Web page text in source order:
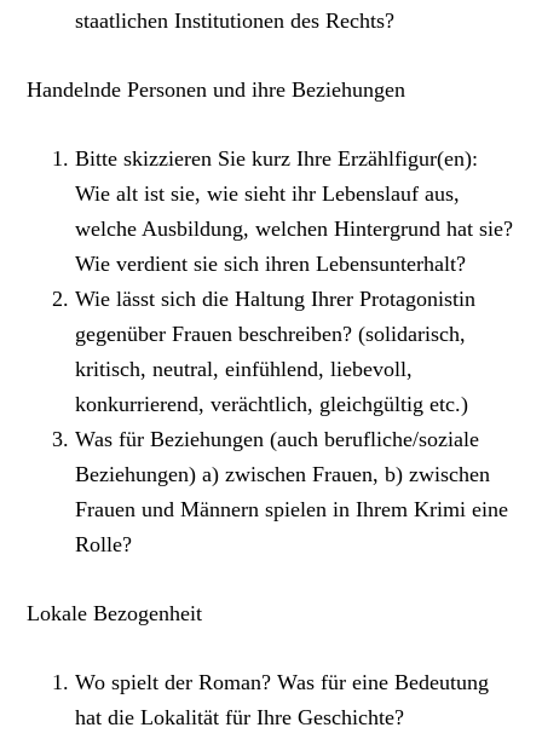
staatlichen Institutionen des Rechts?
Handelnde Personen und ihre Beziehungen
Bitte skizzieren Sie kurz Ihre Erzählfigur(en):
Wie alt ist sie, wie sieht ihr Lebenslauf aus,
welche Ausbildung, welchen Hintergrund hat sie?
Wie verdient sie sich ihren Lebensunterhalt?
Wie lässt sich die Haltung Ihrer Protagonistin
gegenüber Frauen beschreiben? (solidarisch,
kritisch, neutral, einfühlend, liebevoll,
konkurrierend, verächtlich, gleichgültig etc.)
Was für Beziehungen (auch berufliche/soziale
Beziehungen) a) zwischen Frauen, b) zwischen
Frauen und Männern spielen in Ihrem Krimi eine
Rolle?
Lokale Bezogenheit
Wo spielt der Roman? Was für eine Bedeutung
hat die Lokalität für Ihre Geschichte?